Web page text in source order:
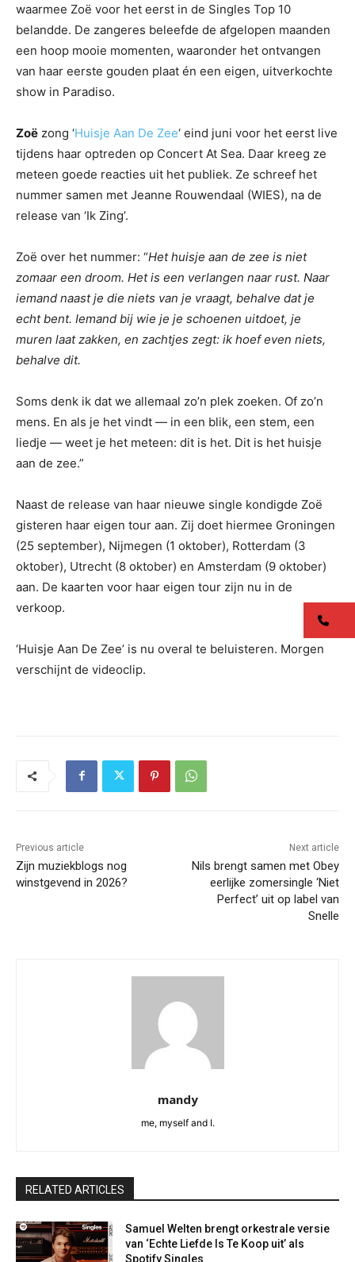
waarmee Zoë voor het eerst in de Singles Top 10
belandde. De zangeres beleefde de afgelopen maanden
een hoop mooie momenten, waaronder het ontvangen
van haar eerste gouden plaat én een eigen, uitverkochte
show in Paradiso.
Zoë zong ‘Huisje Aan De Zee‘ eind juni voor het eerst live
tijdens haar optreden op Concert At Sea. Daar kreeg ze
meteen goede reacties uit het publiek. Ze schreef het
nummer samen met Jeanne Rouwendaal (WIES), na de
release van ‘Ik Zing’.
Zoë over het nummer: “Het huisje aan de zee is niet
zomaar een droom. Het is een verlangen naar rust. Naar
iemand naast je die niets van je vraagt, behalve dat je
echt bent. Iemand bij wie je je schoenen uitdoet, je
muren laat zakken, en zachtjes zegt: ik hoef even niets,
behalve dit.
Soms denk ik dat we allemaal zo’n plek zoeken. Of zo’n
mens. En als je het vindt — in een blik, een stem, een
liedje — weet je het meteen: dit is het. Dit is het huisje
aan de zee.”
Naast de release van haar nieuwe single kondigde Zoë
gisteren haar eigen tour aan. Zij doet hiermee Groningen
(25 september), Nijmegen (1 oktober), Rotterdam (3
oktober), Utrecht (8 oktober) en Amsterdam (9 oktober)
aan. De kaarten voor haar eigen tour zijn nu in de
verkoop.
‘Huisje Aan De Zee’ is nu overal te beluisteren. Morgen
verschijnt de videoclip.
Previous article
Zijn muziekblogs nog
winstgevend in 2026?
Next article
Nils brengt samen met Obey
eerlijke zomersingle ‘Niet
Perfect’ uit op label van
Snelle
mandy
me, myself and I.
RELATED ARTICLES
Samuel Welten brengt orkestrale versie
van ‘Echte Liefde Is Te Koop uit’ als
Spotify Singles